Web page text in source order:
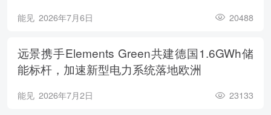
能见 2026年7月6日 20488
远景携手Elements Green共建德国1.6GWh储
能标杆，加速新型电力系统落地欧洲
能见 2026年7月2日 23133